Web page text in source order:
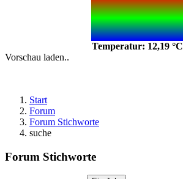
Temperatur: 12,19 °C
Vorschau laden..
Start
Forum
Forum Stichworte
suche
Forum Stichworte